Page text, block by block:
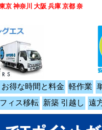
得な時間と料金 軽作業
ィス移転 新築 引越し 遠
京 神奈川 大阪 兵庫 京都 奈